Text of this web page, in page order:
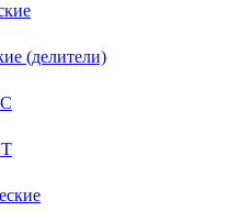
(делители)